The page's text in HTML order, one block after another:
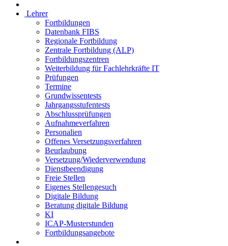
Lehrer
Fortbildungen
Datenbank FIBS
Regionale Fortbildung
Zentrale Fortbildung (ALP)
Fortbildungszentren
Weiterbildung für Fachlehrkräfte IT
Prüfungen
Termine
Grundwissentests
Jahrgangsstufentests
Abschlussprüfungen
Aufnahmeverfahren
Personalien
Offenes Versetzungsverfahren
Beurlaubung
Versetzung/Wiederverwendung
Dienstbeendigung
Freie Stellen
Eigenes Stellengesuch
Digitale Bildung
Beratung digitale Bildung
KI
ICAP-Musterstunden
Fortbildungsangebote